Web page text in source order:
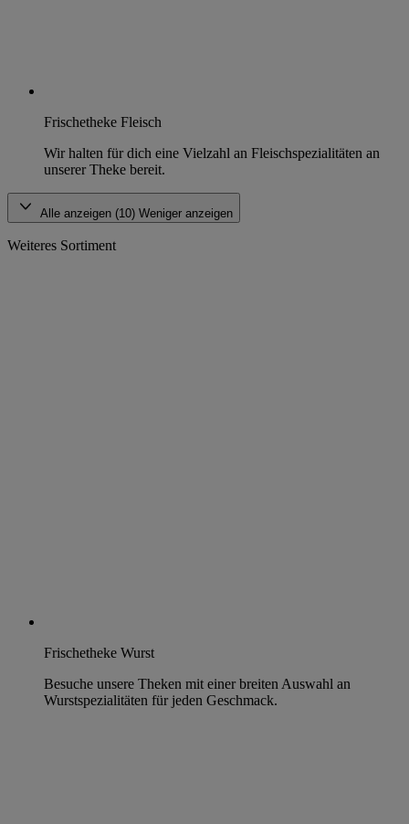
Frischetheke Fleisch
Wir halten für dich eine Vielzahl an Fleischspezialitäten an
unserer Theke bereit.
Alle anzeigen (10) Weniger anzeigen
Weiteres Sortiment
Frischetheke Wurst
Besuche unsere Theken mit einer breiten Auswahl an
Wurstspezialitäten für jeden Geschmack.